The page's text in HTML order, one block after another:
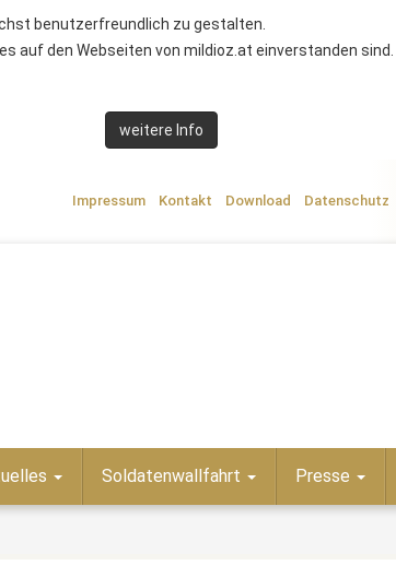
benutzerfreundlich zu gestalten.
auf den Webseiten von mildioz.at einverstanden sind.
weitere Info
Impressum Kontakt Download Datenschutz
Soldatenwallfahrt Presse